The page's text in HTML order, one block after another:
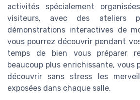
activités spécialement
visiteurs, avec des ateliers
démonstrations interactives de
vous pourrez découvrir pendant
temps de bien vous préparer
beaucoup plus enrichissante, vous
découvrir sans stress les
exposées dans chaque salle.